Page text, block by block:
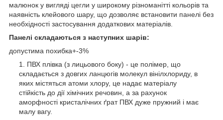
малюнок у вигляді цегли у широкому різноманітті кольорів та
наявність клейового шару, що дозволяє встановити панелі без
необхідності застосування додаткових матеріалів.
Панелі складаються з наступних шарів:
допустима похибка+-3%
ПВХ плівка (з лицьового боку) - це полімер, що
складається з довгих ланцюгів молекул вінілхлориду, в
яких містяться атоми хлору, це надає матеріалу
стійкість до дії хімічних речовин, а за рахунок
аморфності кристалічних ґрат ПВХ дуже пружний і має
малу вагу.